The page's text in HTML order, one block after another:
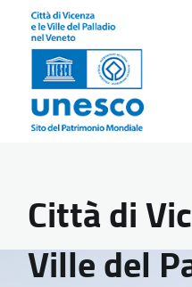
Città di
Ville del